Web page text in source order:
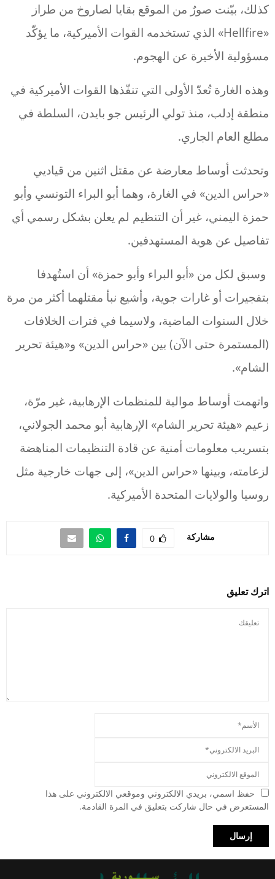
كذلك، بيّنت صورٌ من الموقع بقايا لصاروخ من طراز
«Hellfire» الذي تستخدمه القوات الأميركية، ما يؤكّد
مسؤولية الأخيرة عن الهجوم.
وهذه الغارة تُعدّ الأولى التي تنفّذها القوات الأميركية في
منطقة إدلب، منذ تولي الرئيس جو بايدن، السلطة في
مطلع العام الجاري.
وتحدثت أوساط معارضة عن مقتل اثنين من قياديي
«حراس الدين» في الغارة، وهما أبو البراء التونسي وأبو
حمزة اليمني، غير أن التنظيم لم يعلن بشكل رسمي أي
تفاصيل عن هوية المستهدفين.
وسبق لكل من «أبو البراء وأبو حمزة» أن استُهدفا
بتفجيرات أو غارات جوية، وأشيع نبأ مقتلهما أكثر من مرة
خلال السنوات الماضية، ولاسيما في فترات الخلافات
(المستمرة حتى الآن) بين «حراس الدين» و«هيئة تحرير
الشام».
واتهمت أوساط موالية للمنظمات الإرهابية، غير مرّة،
زعيم «هيئة تحرير الشام» الإرهابية أبو محمد الجولاني،
بتسريب معلومات أمنية عن قادة التنظيمات المناهضة
لزعامته، وبينها «حراس الدين»، إلى جهات خارجية مثل
روسيا والولايات المتحدة الأميركية.
مشاركة 0
اترك تعليق
حفظ اسمي، بريدي الالكتروني وموقعي الالكتروني على هذا
المستعرض في حال شاركت بتعليق في المرة القادمة.